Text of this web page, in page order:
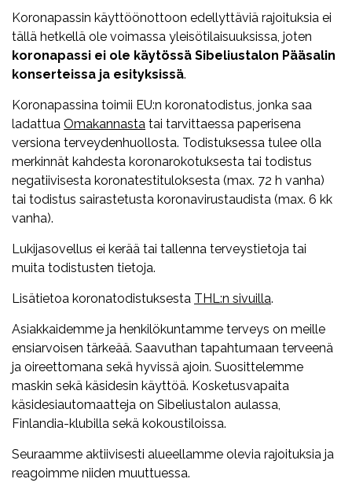
Koronapassin käyttöönottoon edellyttäviä rajoituksia ei
tällä hetkellä ole voimassa yleisötilaisuuksissa, joten
koronapassi ei ole käytössä Sibeliustalon Pääsalin
konserteissa ja esityksissä.
Koronapassina toimii EU:n koronatodistus, jonka saa
ladattua Omakannasta tai tarvittaessa paperisena
versiona terveydenhuollosta. Todistuksessa tulee olla
merkinnät kahdesta koronarokotuksesta tai todistus
negatiivisesta koronatestituloksesta (max. 72 h vanha)
tai todistus sairastetusta koronavirustaudista (max. 6 kk
vanha).
Lukijasovellus ei kerää tai tallenna terveystietoja tai
muita todistusten tietoja.
Lisätietoa koronatodistuksesta THL:n sivuilla.
Asiakkaidemme ja henkilökuntamme terveys on meille
ensiarvoisen tärkeää. Saavuthan tapahtumaan terveenä
ja oireettomana sekä hyvissä ajoin. Suosittelemme
maskin sekä käsidesin käyttöä. Kosketusvapaita
käsidesiautomaatteja on Sibeliustalon aulassa,
Finlandia-klubilla sekä kokoustiloissa.
Seuraamme aktiivisesti alueellamme olevia rajoituksia ja
reagoimme niiden muuttuessa.